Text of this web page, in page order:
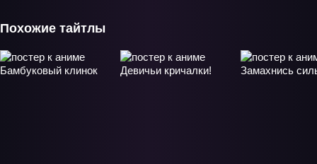
Похожие тайтлы